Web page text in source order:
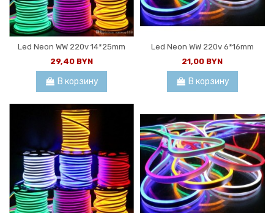
Led Neon WW 220v 14*25mm
29,40 BYN
В корзину
Led Neon WW 220v 6*16mm
21,00 BYN
В корзину